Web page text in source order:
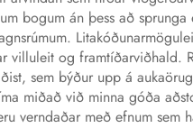
bogum án þess að
villuleit og
sem býður upp á
miðað við minna góða
verndaðar með efnum